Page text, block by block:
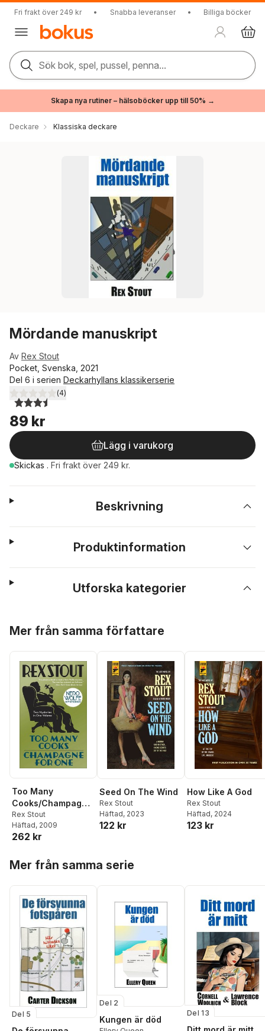
Fri frakt över 249 kr • Snabba leveranser • Billiga böcker
Sök bok, spel, pussel, penna...
Skapa nya rutiner – hälsoböcker upp till 50% →
Deckare Klassiska deckare
Mördande manuskript
Av Rex Stout
Pocket, Svenska, 2021
Del 6 i serien Deckarhyllans klassikerserie
3,5utav 5 stjärnor. Totalt antal röster:
(4)
89 kr
Lägg i varukorg
Skickas . Fri frakt över 249 kr.
Beskrivning
Produktinformation
Utforska kategorier
Mer från samma författare
Too Many
Cooks/Champagne
for One
Rex Stout
Häftad, 2009
262 kr
Seed On The Wind
Rex Stout
Häftad, 2023
122 kr
How Like A God
Rex Stout
Häftad, 2024
123 kr
Mer från samma serie
Del 5
Del 2
Kungen är död
Del 13